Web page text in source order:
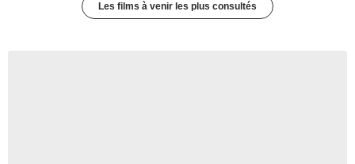
Les films à venir les plus consultés